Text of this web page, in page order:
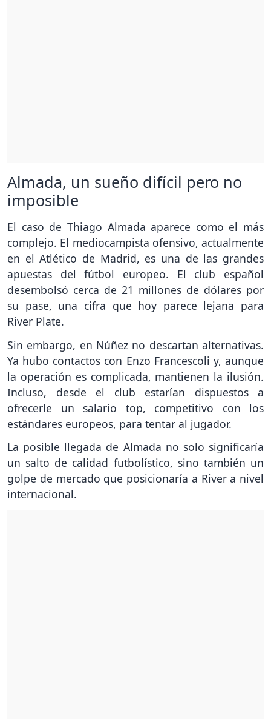
Almada, un sueño difícil pero no
imposible
El caso de Thiago Almada aparece como el más
complejo. El mediocampista ofensivo, actualmente
en el Atlético de Madrid, es una de las grandes
apuestas del fútbol europeo. El club español
desembolsó cerca de 21 millones de dólares por
su pase, una cifra que hoy parece lejana para
River Plate.
Sin embargo, en Núñez no descartan alternativas.
Ya hubo contactos con Enzo Francescoli y, aunque
la operación es complicada, mantienen la ilusión.
Incluso, desde el club estarían dispuestos a
ofrecerle un salario top, competitivo con los
estándares europeos, para tentar al jugador.
La posible llegada de Almada no solo significaría
un salto de calidad futbolístico, sino también un
golpe de mercado que posicionaría a River a nivel
internacional.